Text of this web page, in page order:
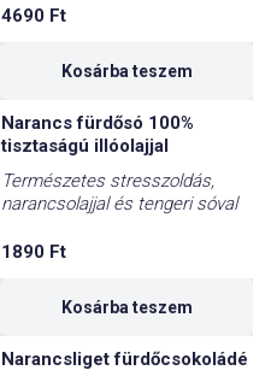
4690 Ft
Kosárba teszem
Narancs fürdősó 100%
tisztaságú illóolajjal
Természetes stresszoldás,
narancsolajjal és tengeri sóval
1890 Ft
Kosárba teszem
Narancsliget fürdőcsokoládé